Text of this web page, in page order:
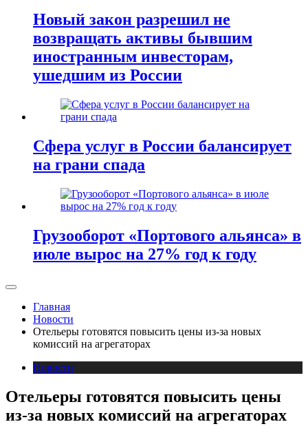
Новый закон разрешил не
возвращать активы бывшим
иностранным инвесторам,
ушедшим из России
Сфера услуг в России балансирует
на грани спада
Грузооборот «Портового альянса» в
июле вырос на 27% год к году
Главная
Новости
Отельеры готовятся повысить цены из-за новых
комиссий на агрегаторах
Новости
Отельеры готовятся повысить цены
из-за новых комиссий на агрегаторах